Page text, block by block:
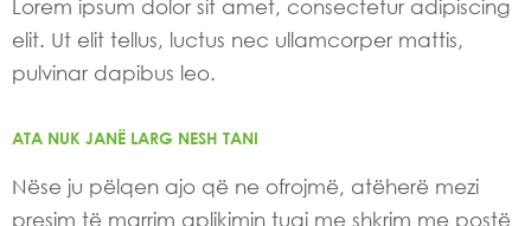
Lorem ipsum dolor sit amet, consectetur adipiscing
elit. Ut elit tellus, luctus nec ullamcorper mattis,
pulvinar dapibus leo.
ATA NUK JANË LARG NESH TANI
Nëse ju pëlqen ajo që ne ofrojmë, atëherë mezi
presim të marrim aplikimin tuaj me shkrim me postë